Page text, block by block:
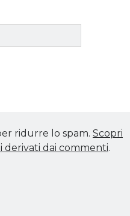
ridurre lo spam. Scopri
derivati dai commenti.